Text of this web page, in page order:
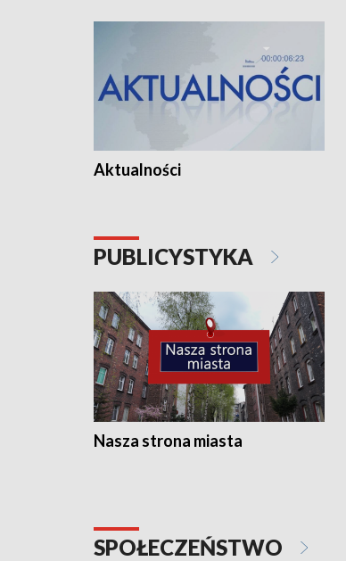
Aktualności
PUBLICYSTYKA
Nasza strona miasta
SPOŁECZEŃSTWO